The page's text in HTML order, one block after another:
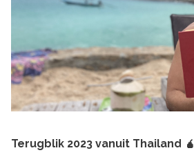
Terugblik 2023 vanuit Thailand 🧉